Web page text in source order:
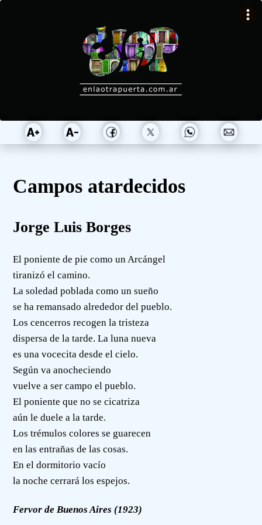
Campos atardecidos
Jorge Luis Borges
El poniente de pie como un Arcángel
tiranizó el camino.
La soledad poblada como un sueño
se ha remansado alrededor del pueblo.
Los cencerros recogen la tristeza
dispersa de la tarde. La luna nueva
es una vocecita desde el cielo.
Según va anocheciendo
vuelve a ser campo el pueblo.
El poniente que no se cicatriza
aún le duele a la tarde.
Los trémulos colores se guarecen
en las entrañas de las cosas.
En el dormitorio vacío
la noche cerrará los espejos.
Fervor de Buenos Aires (1923)